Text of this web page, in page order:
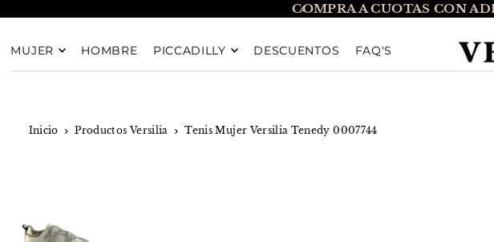
TRANSLATION MISSING: ES.ACCESSIBILITY.SKIP_TO_TEXT
COMPRA A CUOTAS CON
MUJER HOMBRE PICCADILLY DESCUENTOS FAQ'S
Inicio Productos Versilia Tenis Mujer Versilia Tenedy 0007744